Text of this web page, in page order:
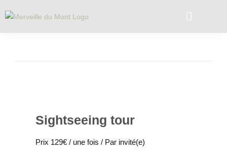
Sightseeing tour
Prix 129€ / une fois / Par invité(e)